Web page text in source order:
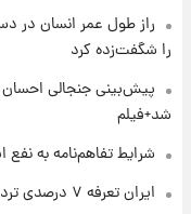
۱ روز پیش
۱ روز پیش
را شگفت‌زده کرد
پیش‌بینی جنجالی احسان
شد+فیلم
شرایط تفاهم‌نامه به نفع
ایران تعرفه ۷ درصدی تردد از تنگه هرمز را ابلاغ کرد